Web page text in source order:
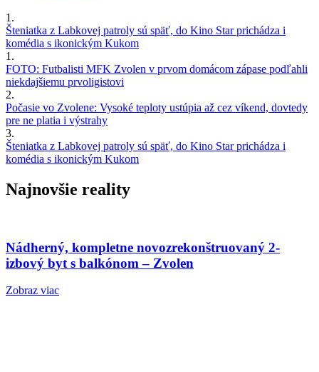
1.
Šteniatka z Labkovej patroly sú späť, do Kino Star prichádza i
komédia s ikonickým Kukom
1.
FOTO: Futbalisti MFK Zvolen v prvom domácom zápase podľahli
niekdajšiemu prvoligistovi
2.
Počasie vo Zvolene: Vysoké teploty ustúpia až cez víkend, dovtedy
pre ne platia i výstrahy
3.
Šteniatka z Labkovej patroly sú späť, do Kino Star prichádza i
komédia s ikonickým Kukom
Najnovšie reality
Nádherný, kompletne novozrekonštruovaný 2-
izbový byt s balkónom – Zvolen
Zobraz viac